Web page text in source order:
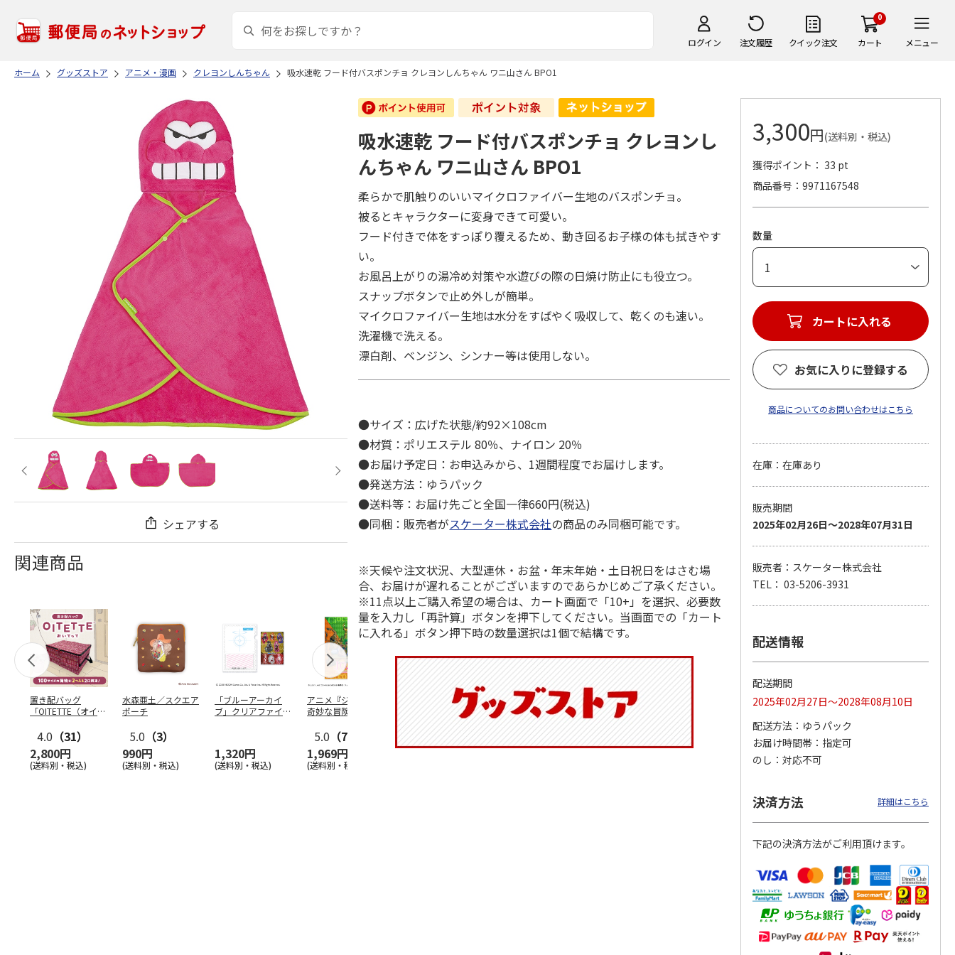
ログイン 注文履歴 クイック注文
0
カート メニュー
ホーム グッズストア アニメ・漫画 クレヨンしんちゃん 吸水速乾 フード付バスポンチョ クレヨンしんちゃん ワニ山さん BPO1
シェアする
関連商品
置き配バッグ
「OITETTE（オイテ
4.0 （31）
2,800円
(送料別・税込)
水森亜土／スクエア
ポーチ
5.0 （3）
990円
(送料別・税込)
「ブルーアーカイ
ブ」クリアファイル
1,320円
(送料別・税込)
アニメ『ジョジョの
奇妙な冒険 黄金の
セッ…
5.0 （7）
1,969円
(送料別・税込)
水森亜土／ステッカ
ーセット
600円
リラックマ／マルチ
ケース
（6）
1,100円
令和八年七月場所
優勝力士純金製小判
【安青錦】
605,000円 750円
「犬夜叉」アクリル
（殺生丸）
5.0（4）
3,300円
(送料別・税込)
大谷翔平 THE
吸水速乾 フード付バスポンチョ クレヨンし
んちゃん ワニ山さん BPO1
柔らかで肌触りのいいマイクロファイバー生地のバスポンチョ。
被るとキャラクターに変身できて可愛い。
フード付きで体をすっぽり覆えるため、動き回るお子様の体も拭きやす
い。
お風呂上がりの湯冷め対策や水遊びの際の日焼け防止にも役立つ。
スナップボタンで止め外しが簡単。
マイクロファイバー生地は水分をすばやく吸収して、乾くのも速い。
洗濯機で洗える。
漂白剤、ベンジン、シンナー等は使用しない。
●サイズ：広げた状態/約92×108cm
●材質：ポリエステル 80％、ナイロン 20％
●お届け予定日：お申込みから、1週間程度でお届けします。
●発送方法：ゆうパック
●送料等：お届け先ごと全国一律660円(税込)
●同梱：販売者がスケーター株式会社の商品のみ同梱可能です。
※天候や注文状況、大型連休・お盆・年末年始・土日祝日をはさむ場
合、お届けが遅れることがございますのであらかじめご了承ください。
※11点以上ご購入希望の場合は、カート画面で「10+」を選択、必要数
量を入力し「再計算」ボタンを押下してください。当画面での「カート
に入れる」ボタン押下時の数量選択は1個で結構です。
3,300円(送料別・税込)
獲得ポイント： 33 pt
商品番号
9971167548
数量
カートに入れる
お気に入りに登録する
商品についてのお問い合わせはこちら
在庫：在庫あり
販売期間
2025年02月26日～2028年07月31日
販売者：スケーター株式会社
TEL： 03-5206-3931
配送情報
配送期間
2025年02月27日～2028年08月10日
配送方法
ゆうパック
お届け時間帯
指定可
のし
対応不可
決済方法 詳細はこちら
下記の決済方法がご利用頂けます。